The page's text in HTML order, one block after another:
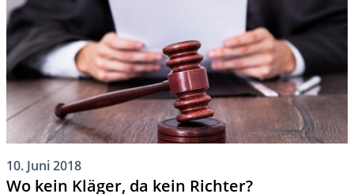
10. Juni 2018
Wo kein Kläger, da kein Richter?